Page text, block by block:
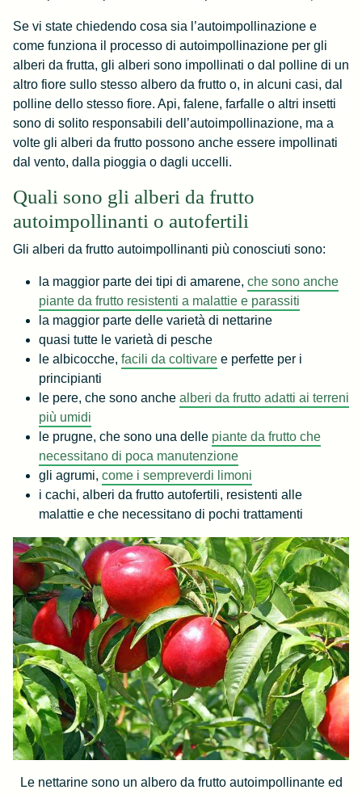
Se vi state chiedendo cosa sia l’autoimpollinazione e
come funziona il processo di autoimpollinazione per gli
alberi da frutta, gli alberi sono impollinati o dal polline di un
altro fiore sullo stesso albero da frutto o, in alcuni casi, dal
polline dello stesso fiore. Api, falene, farfalle o altri insetti
sono di solito responsabili dell’autoimpollinazione, ma a
volte gli alberi da frutto possono anche essere impollinati
dal vento, dalla pioggia o dagli uccelli.
Quali sono gli alberi da frutto
autoimpollinanti o autofertili
Gli alberi da frutto autoimpollinanti più conosciuti sono:
la maggior parte dei tipi di amarene, che sono anche
piante da frutto resistenti a malattie e parassiti
la maggior parte delle varietà di nettarine
quasi tutte le varietà di pesche
le albicocche, facili da coltivare e perfette per i
principianti
le pere, che sono anche alberi da frutto adatti ai terreni
più umidi
le prugne, che sono una delle piante da frutto che
necessitano di poca manutenzione
gli agrumi, come i sempreverdi limoni
i cachi, alberi da frutto autofertili, resistenti alle
malattie e che necessitano di pochi trattamenti
Le nettarine sono un albero da frutto autoimpollinante ed